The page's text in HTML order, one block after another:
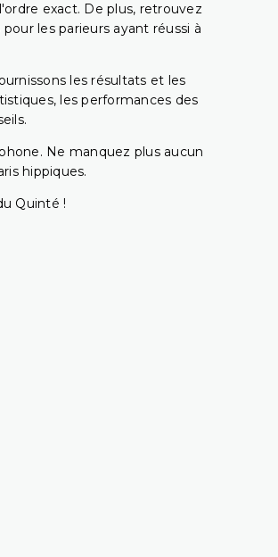
exact. De plus, retrouvez
les parieurs ayant réussi à
les résultats et les
les performances des
Ne manquez plus aucun
hippiques.
Quinté !